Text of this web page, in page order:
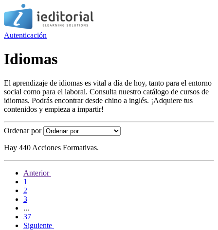
Autenticación
Idiomas
El aprendizaje de idiomas es vital a día de hoy, tanto para el entorno
social como para el laboral. Consulta nuestro catálogo de cursos de
idiomas. Podrás encontrar desde chino a inglés. ¡Adquiere tus
contenidos y empieza a impartir!
Ordenar por
Hay 440 Acciones Formativas.
Anterior
1
2
3
...
37
Siguiente